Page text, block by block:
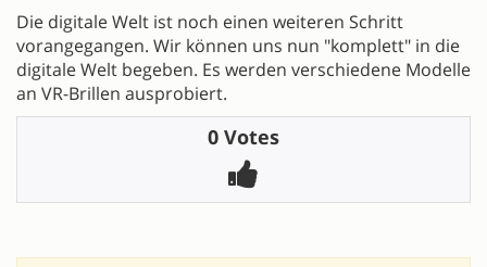
Die digitale Welt ist noch einen weiteren Schritt
vorangegangen. Wir können uns nun "komplett" in die
digitale Welt begeben. Es werden verschiedene Modelle
an VR-Brillen ausprobiert.
0 Votes